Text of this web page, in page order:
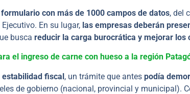
formulario con más de 1000 campos de datos, del
En su lugar, las empresas deberán
busca reducir la carga burocrática y mejorar los
el ingreso de carne con hueso a la región
fiscal, un trámite que antes podía
de gobierno (nacional, provincial y municipal).